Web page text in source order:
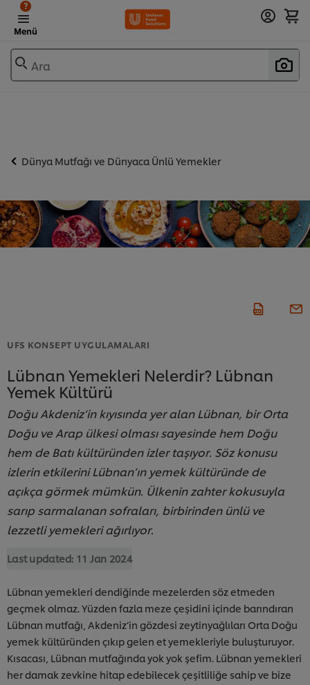
Menü
?
Ara
Dünya Mutfağı ve Dünyaca Ünlü Yemekler
UFS KONSEPT UYGULAMALARI
Lübnan Yemekleri Nelerdir? Lübnan
Yemek Kültürü
Doğu Akdeniz’in kıyısında yer alan Lübnan, bir Orta
Doğu ve Arap ülkesi olması sayesinde hem Doğu
hem de Batı kültüründen izler taşıyor. Söz konusu
izlerin etkilerini Lübnan’ın yemek kültüründe de
açıkça görmek mümkün. Ülkenin zahter kokusuyla
sarıp sarmalanan sofraları, birbirinden ünlü ve
lezzetli yemekleri ağırlıyor.
Last updated: 11 Jan 2024
Lübnan yemekleri dendiğinde mezelerden söz etmeden
geçmek olmaz. Yüzden fazla meze çeşidini içinde barındıran
Lübnan mutfağı, Akdeniz’in gözdesi zeytinyağlıları Orta Doğu
yemek kültüründen çıkıp gelen et yemekleriyle buluşturuyor.
Kısacası, Lübnan mutfağında yok yok şefim. Lübnan yemekleri
her damak zevkine hitap edebilecek çeşitliliğe sahip ve bize